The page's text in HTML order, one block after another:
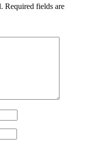
Required fields are